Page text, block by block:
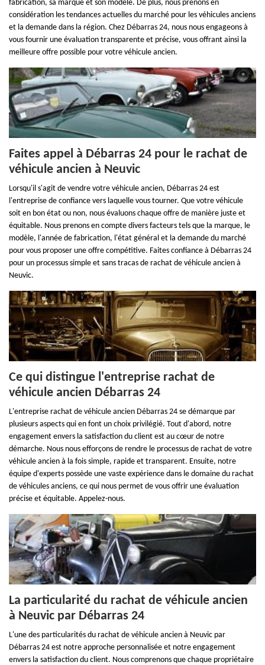
fabrication, sa marque et son modèle. De plus, nous prenons en
considération les tendances actuelles du marché pour les véhicules anciens
et la demande dans la région. Chez Débarras 24, nous nous engageons à
vous fournir une évaluation transparente et précise, vous offrant ainsi la
meilleure offre possible pour votre véhicule ancien.
Faites appel à Débarras 24 pour le rachat de
véhicule ancien à Neuvic
Lorsqu'il s'agit de vendre votre véhicule ancien, Débarras 24 est
l'entreprise de confiance vers laquelle vous tourner. Que votre véhicule
soit en bon état ou non, nous évaluons chaque offre de manière juste et
équitable. Nous prenons en compte divers facteurs tels que la marque, le
modèle, l'année de fabrication, l'état général et la demande du marché
pour vous proposer une offre compétitive. Faites confiance à Débarras 24
pour un processus simple et sans tracas de rachat de véhicule ancien à
Neuvic.
Ce qui distingue l'entreprise rachat de
véhicule ancien Débarras 24
L'entreprise rachat de véhicule ancien Débarras 24 se démarque par
plusieurs aspects qui en font un choix privilégié. Tout d'abord, notre
engagement envers la satisfaction du client est au cœur de notre
démarche. Nous nous efforçons de rendre le processus de rachat de votre
véhicule ancien à la fois simple, rapide et transparent. Ensuite, notre
équipe d'experts possède une vaste expérience dans le domaine du rachat
de véhicules anciens, ce qui nous permet de vous offrir une évaluation
précise et équitable. Appelez-nous.
La particularité du rachat de véhicule ancien
à Neuvic par Débarras 24
L'une des particularités du rachat de véhicule ancien à Neuvic par
Débarras 24 est notre approche personnalisée et notre engagement
envers la satisfaction du client. Nous comprenons que chaque propriétaire